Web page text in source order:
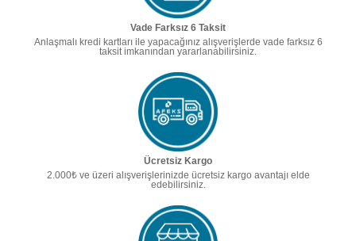
Vade Farksız 6 Taksit
Anlaşmalı kredi kartları ile yapacağınız alışverişlerde vade farksız 6
taksit imkanından yararlanabilirsiniz.
Ücretsiz Kargo
2.000₺ ve üzeri alışverişlerinizde ücretsiz kargo avantajı elde
edebilirsiniz.